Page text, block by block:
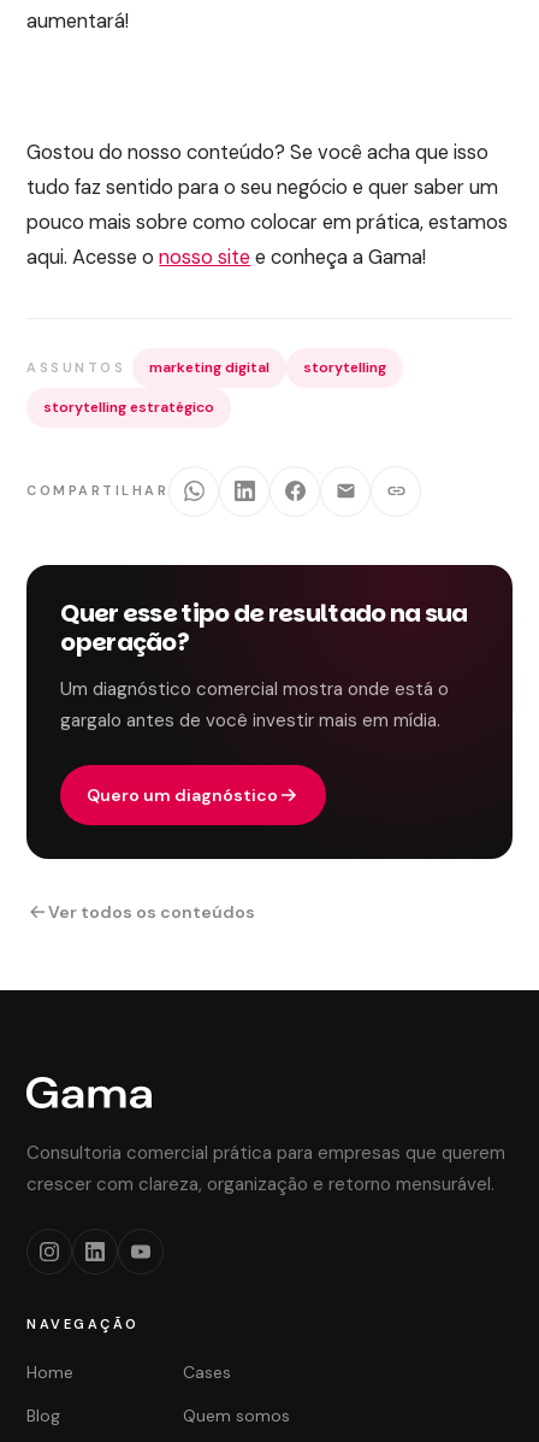
aumentará!
Gostou do nosso conteúdo? Se você acha que isso
tudo faz sentido para o seu negócio e quer saber um
pouco mais sobre como colocar em prática, estamos
aqui. Acesse onosso sitee conheça a Gama!
ASSUNTOS marketing digital storytelling
storytelling estratégico
COMPARTILHAR
Quer esse tipo de resultado na sua
operação?
Um diagnóstico comercial mostra onde está o
gargalo antes de você investir mais em mídia.
Quero um diagnóstico
Ver todos os conteúdos
Consultoria comercial prática para empresas que querem
crescer com clareza, organização e retorno mensurável.
NAVEGAÇÃO
Home
Cases
Blog
Quem somos